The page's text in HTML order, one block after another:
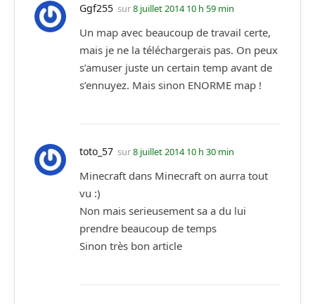
Ggf255 sur8 juillet 2014 10 h 59 min
Un map avec beaucoup de travail certe,
mais je ne la téléchargerais pas. On peux
s’amuser juste un certain temp avant de
s’ennuyez. Mais sinon ENORME map !
toto_57 sur8 juillet 2014 10 h 30 min
Minecraft dans Minecraft on aurra tout
vu :)
Non mais serieusement sa a du lui
prendre beaucoup de temps
Sinon très bon article